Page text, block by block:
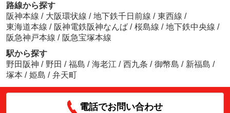
路線から探す
阪神本線 / 大阪環状線 / 地下鉄千日前線 / 東西線 /
東海道本線 / 阪神電鉄阪神なんば / 桜島線 / 地下鉄中央線 /
阪急神戸本線 / 阪急宝塚本線
駅から探す
野田阪神 / 野田 / 福島 / 海老江 / 西九条 / 御幣島 / 新福島 /
塚本 / 姫島 / 弁天町
電話でお問い合わせ